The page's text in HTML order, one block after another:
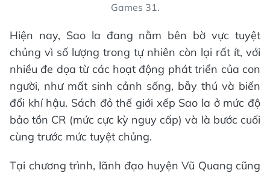
Games 31.
Hiện nay, Sao la đang nằm bên bờ vực tuyệt
chủng vì số lượng trong tự nhiên còn lại rất ít, với
nhiều đe dọa từ các hoạt động phát triển của con
người, như mất sinh cảnh sống, bẫy thú và biến
đổi khí hậu. Sách đỏ thế giới xếp Sao la ở mức độ
bảo tồn CR (mức cực kỳ nguy cấp) và là bước cuối
cùng trước mức tuyệt chủng.
Tại chương trình, lãnh đạo huyện Vũ Quang cũng